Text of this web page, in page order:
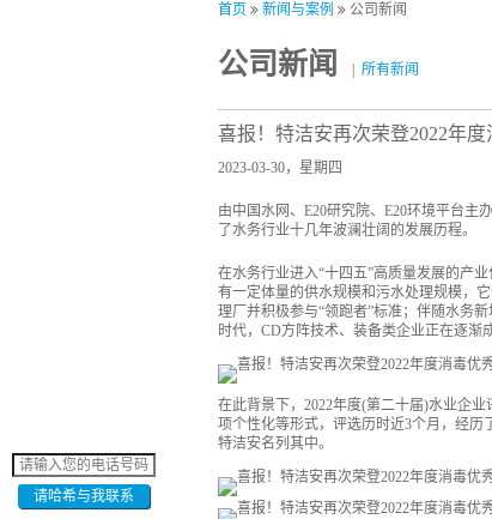
首页 新闻与案例 公司新闻
公司新闻 所有新闻
喜报！特洁安再次荣登2022年
2023-03-30，星期四
由中国水网、E20研究院、E20环境平台主
了水务行业十几年波澜壮阔的发展历程。
在水务行业进入“十四五”高质量发展的产
有一定体量的供水规模和污水处理规模，
理厂并积极参与“领跑者”标准；伴随水务
时代，CD方阵技术、装备类企业正在逐渐
在此背景下，2022年度(第二十届)水业企
项个性化等形式，评选历时近3个月，经历
特洁安名列其中。
请哈希与我联系